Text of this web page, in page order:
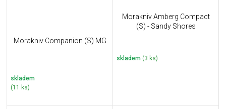
Morakniv Companion (S) MG
skladem
(11 ks)
Morakniv Amberg Compact
(S) - Sandy Shores
skladem (3 ks)